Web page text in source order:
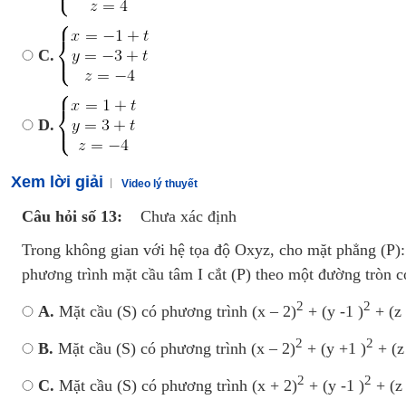
C.
D.
Xem lời giải Video lý thuyết
Câu hỏi số 13:
Chưa xác định
Trong không gian với hệ tọa độ Oxyz, cho mặt phẳng
phương trình mặt cầu tâm I cắt (P) theo một đường tròn
A. Mặt cầu (S) có phương trình (x – 2)2 + (y -1 )2 + (z
B. Mặt cầu (S) có phương trình (x – 2)2 + (y +1 )2 +
C. Mặt cầu (S) có phương trình (x + 2)2 + (y -1 )2 +